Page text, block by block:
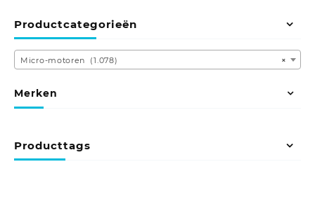
Productcategorieën
×
Micro-motoren (1.078)
Merken
Producttags